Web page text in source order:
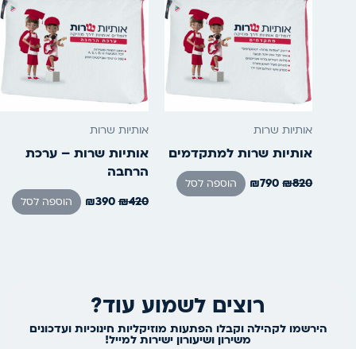
אותיות שרות
אותיות שרות למתקדמים
₪820
₪790 הוספה לסל
אותיות שרות
אותיות שרות – ערכת
הרחבה
₪420
₪390 הוספה לסל
רוצים לשמוע עוד?
הירשמו לקהילה וקבלו הפתעות מוזיקליות חינוכיות ועדכונים
משירון ושיעורון ישירות למייל!